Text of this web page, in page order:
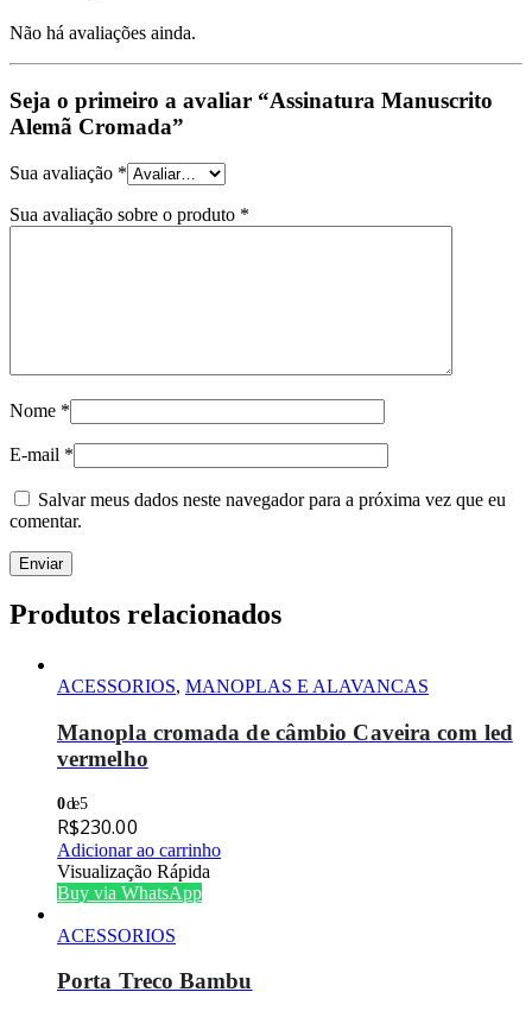
Não há avaliações ainda.
Seja o primeiro a avaliar “Assinatura Manuscrito
Alemã Cromada”
Sua avaliação *
Sua avaliação sobre o produto *
Nome *
E-mail *
Salvar meus dados neste navegador para a próxima vez que eu
comentar.
Produtos relacionados
ACESSORIOS, MANOPLAS E ALAVANCAS
Manopla cromada de câmbio Caveira com led
vermelho
0de 5
R$230.00
Adicionar ao carrinho
Visualização Rápida
Buy via WhatsApp
ACESSORIOS
Porta Treco Bambu